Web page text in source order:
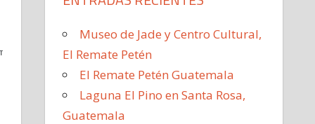
Museo de Jade y Centro Cultural,
El Remate Petén
El Remate Petén Guatemala
Laguna El Pino en Santa Rosa,
Guatemala